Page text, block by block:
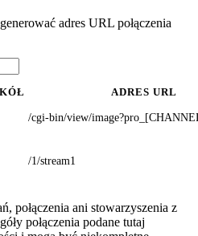
adres URL połączenia
ADRES URL
/cgi-bin/view/
/1/stream1
połączenia ani stowarzyszenia z
połączenia podane tutaj